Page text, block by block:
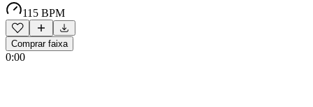
115 BPM
Comprar faixa
0:00